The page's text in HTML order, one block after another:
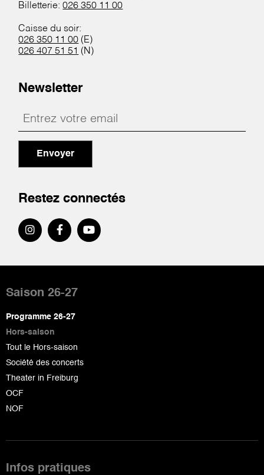
Billetterie:026 350 11 00
Caisse du soir:
026 350 11 00 (E)
026 407 51 51 (N)
Newsletter
Envoyer
Restez connectés
de
page
Saison 26-27
Programme 26-27
Hors-saison
Tout le Hors-saison
Société des concerts
Theater in Freiburg
OCF
NOF
Infos pratiques